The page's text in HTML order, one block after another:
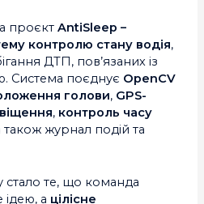
проєктAntiSleep –
контролю стану водія,
ДТП, пов’язаних із
Система поєднує OpenCV
голови, GPS-
, контроль часу
також журнал подій та
стало те, що команда
а цілісне